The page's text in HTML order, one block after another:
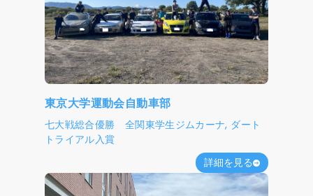
東京大学運動会自動車部
七大戦総合優勝 全関東学生ジムカーナ, ダート
トライアル入賞
詳細を見る